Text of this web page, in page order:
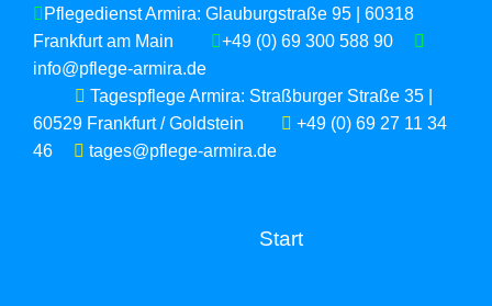
Pflegedienst Armira: Glauburgstraße 95 | 60318
Frankfurt am Main
+49 (0) 69 300 588 90
info@pflege-armira.de
Tagespflege Armira: Straßburger Straße 35 |
60529 Frankfurt / Goldstein
+49 (0) 69 27 11 34
46
tages@pflege-armira.de
Start